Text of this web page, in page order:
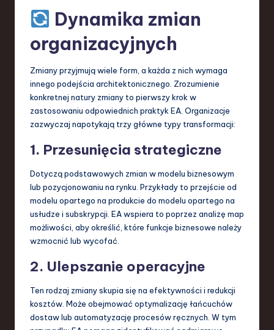
Dynamika zmian
organizacyjnych
Zmiany przyjmują wiele form, a każda z nich wymaga
innego podejścia architektonicznego. Zrozumienie
konkretnej natury zmiany to pierwszy krok w
zastosowaniu odpowiednich praktyk EA. Organizacje
zazwyczaj napotykają trzy główne typy transformacji:
1. Przesunięcia strategiczne
Dotyczą podstawowych zmian w modelu biznesowym
lub pozycjonowaniu na rynku. Przykłady to przejście od
modelu opartego na produkcie do modelu opartego na
usłudze i subskrypcji. EA wspiera to poprzez analizę map
możliwości, aby określić, które funkcje biznesowe należy
wzmocnić lub wycofać.
2. Ulepszanie operacyjne
Ten rodzaj zmiany skupia się na efektywności i redukcji
kosztów. Może obejmować optymalizację łańcuchów
dostaw lub automatyzację procesów ręcznych. W tym